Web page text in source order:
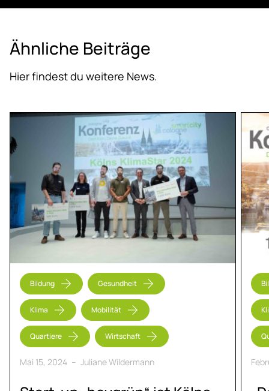
Ähn­li­che Bei­trä­ge
Hier findest du weitere News.
Bildung Gesundheit
Klima Mobilität
Quartiere Wirtschaft
Mai 15, 2024 – Juliane Wildermann